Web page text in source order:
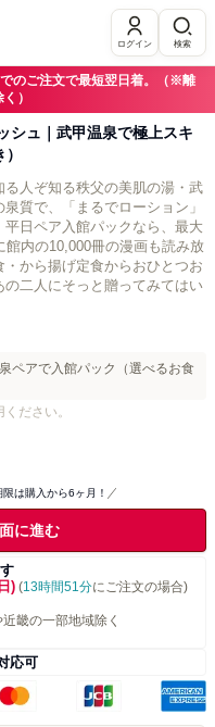
ログイン 検索
のご注文で最短翌日着。（※離
）
シュ｜武甲温泉で極上スキ
人ぞ知る秩父の美肌の湯・武
質で、「まるでローション」
日ペア入館パックなら、最大
内の10,000冊の漫画も読み放
から揚げ定食からおひとつお
二人にそっと贈ってみてはい
ペアで入館パック（選べるお食
ださい。
は購入から6ヶ月！
に進む
) (13時間51分にご注文の場合)
畿の一部地域除く
応可